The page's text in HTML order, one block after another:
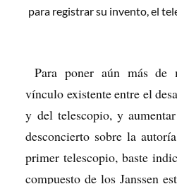
para registrar su invento, el
Para poner aún más de
vínculo existente entre el
y del telescopio, y
desconcierto sobre la
primer telescopio, baste
compuesto de los Janssen